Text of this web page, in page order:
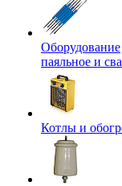
Оборудование
паяльное и
Котлы и